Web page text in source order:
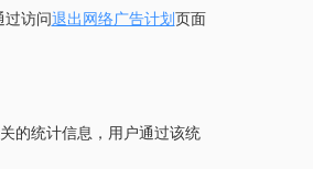
过访问退出网络广告计划页面
的统计信息，用户通过该统